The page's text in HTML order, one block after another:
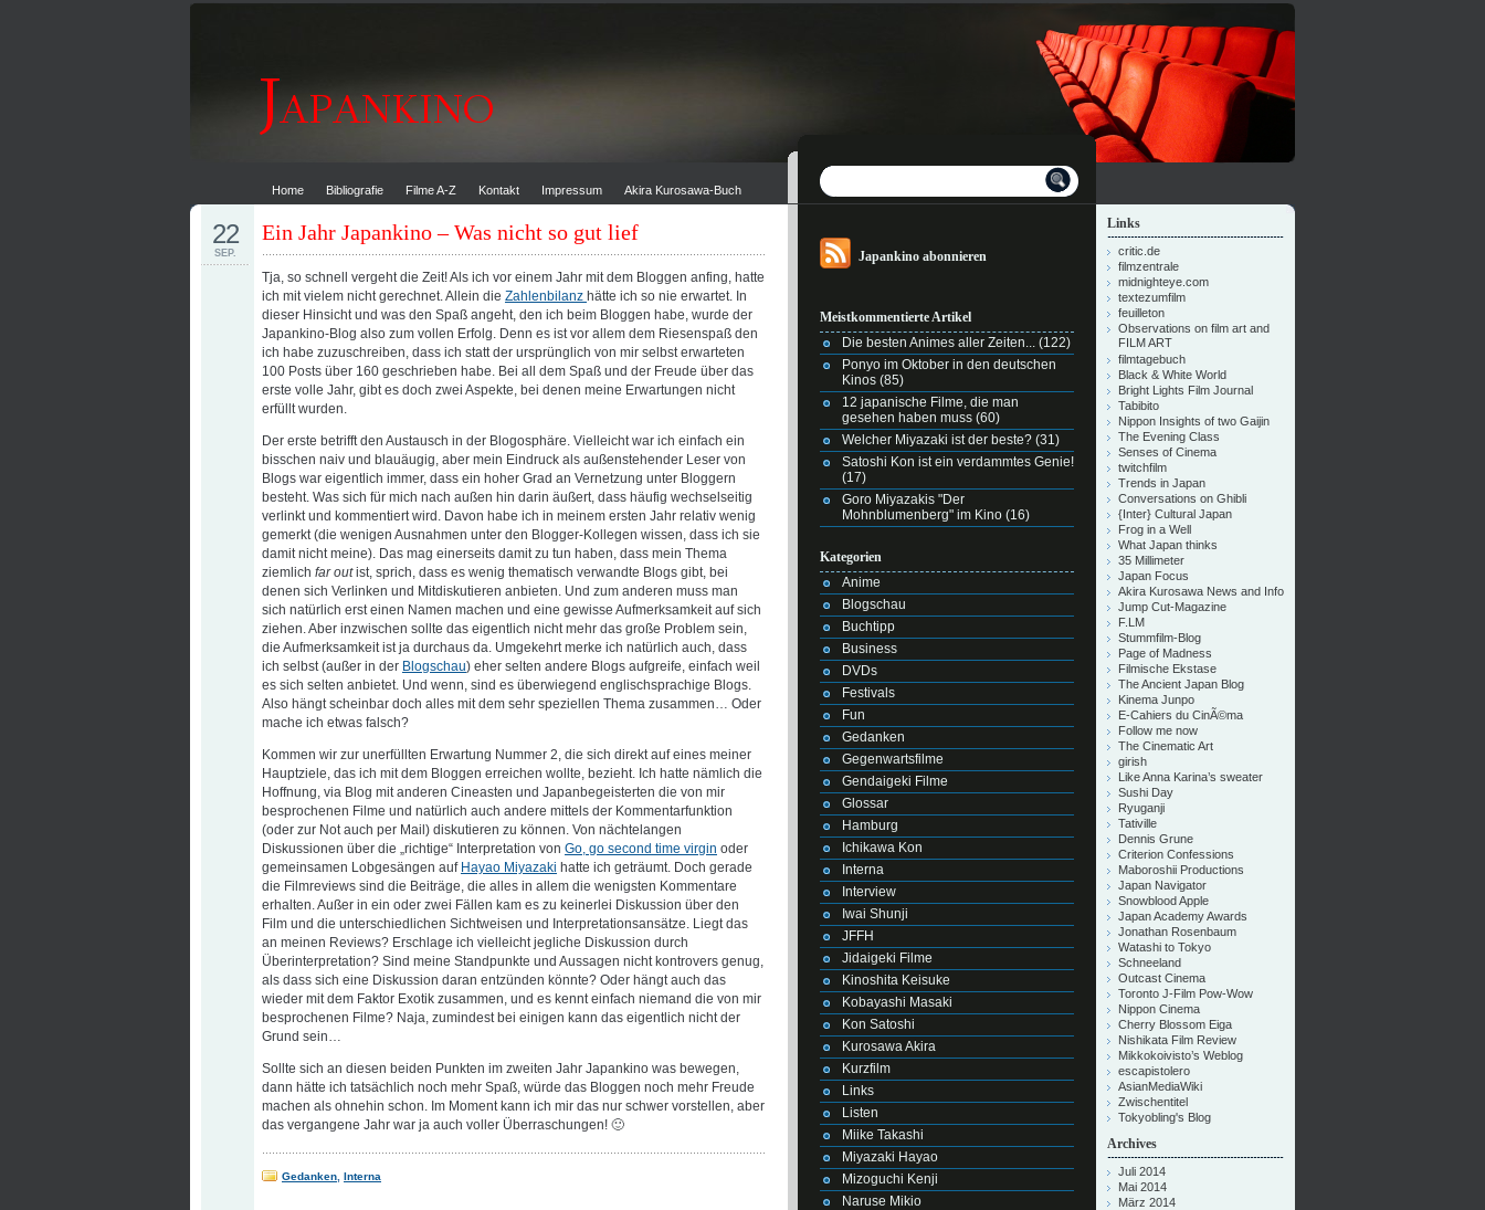
Home Bibliografie Filme A-Z Kontakt Impressum Akira Kurosawa-Buch
Ein Jahr Japankino – Was nicht so gut lief
22
SEP.
Tja, so schnell vergeht die Zeit! Als ich vor einem Jahr mit dem Bloggen anfing, hatte
ich mit vielem nicht gerechnet. Allein die Zahlenbilanz hätte ich so nie erwartet. In
dieser Hinsicht und was den Spaß angeht, den ich beim Bloggen habe, wurde der
Japankino-Blog also zum vollen Erfolg. Denn es ist vor allem dem Riesenspaß den
ich habe zuzuschreiben, dass ich statt der ursprünglich von mir selbst erwarteten
100 Posts über 160 geschrieben habe. Bei all dem Spaß und der Freude über das
erste volle Jahr, gibt es doch zwei Aspekte, bei denen meine Erwartungen nicht
erfüllt wurden.
Der erste betrifft den Austausch in der Blogosphäre. Vielleicht war ich einfach ein
bisschen naiv und blauäugig, aber mein Eindruck als außenstehender Leser von
Blogs war eigentlich immer, dass ein hoher Grad an Vernetzung unter Bloggern
besteht. Was sich für mich nach außen hin darin äußert, dass häufig wechselseitig
verlinkt und kommentiert wird. Davon habe ich in meinem ersten Jahr relativ wenig
gemerkt (die wenigen Ausnahmen unter den Blogger-Kollegen wissen, dass ich sie
damit nicht meine). Das mag einerseits damit zu tun haben, dass mein Thema
ziemlich far outist, sprich, dass es wenig thematisch verwandte Blogs gibt, bei
denen sich Verlinken und Mitdiskutieren anbieten. Und zum anderen muss man
sich natürlich erst einen Namen machen und eine gewisse Aufmerksamkeit auf sich
ziehen. Aber inzwischen sollte das eigentlich nicht mehr das große Problem sein,
die Aufmerksamkeit ist ja durchaus da. Umgekehrt merke ich natürlich auch, dass
ich selbst (außer in der Blogschau) eher selten andere Blogs aufgreife, einfach weil
es sich selten anbietet. Und wenn, sind es überwiegend englischsprachige Blogs.
Also hängt scheinbar doch alles mit dem sehr speziellen Thema zusammen… Oder
mache ich etwas falsch?
Kommen wir zur unerfüllten Erwartung Nummer 2, die sich direkt auf eines meiner
Hauptziele, das ich mit dem Bloggen erreichen wollte, bezieht. Ich hatte nämlich die
Hoffnung, via Blog mit anderen Cineasten und Japanbegeisterten die von mir
besprochenen Filme und natürlich auch andere mittels der Kommentarfunktion
(oder zur Not auch per Mail) diskutieren zu können. Von nächtelangen
Diskussionen über die „richtige“ Interpretation von Go, go second time virgin oder
gemeinsamen Lobgesängen auf Hayao Miyazaki hatte ich geträumt. Doch gerade
die Filmreviews sind die Beiträge, die alles in allem die wenigsten Kommentare
erhalten. Außer in ein oder zwei Fällen kam es zu keinerlei Diskussion über den
Film und die unterschiedlichen Sichtweisen und Interpretationsansätze. Liegt das
an meinen Reviews? Erschlage ich vielleicht jegliche Diskussion durch
Überinterpretation? Sind meine Standpunkte und Aussagen nicht kontrovers genug,
als dass sich eine Diskussion daran entzünden könnte? Oder hängt auch das
wieder mit dem Faktor Exotik zusammen, und es kennt einfach niemand die von mir
besprochenen Filme? Naja, zumindest bei einigen kann das eigentlich nicht der
Grund sein…
Sollte sich an diesen beiden Punkten im zweiten Jahr Japankino was bewegen,
dann hätte ich tatsächlich noch mehr Spaß, würde das Bloggen noch mehr Freude
machen als ohnehin schon. Im Moment kann ich mir das nur schwer vorstellen, aber
das vergangene Jahr war ja auch voller Überraschungen! 🙂
Gedanken Interna
Japankino abonnieren
Meistkommentierte Artikel
Die besten Animes aller Zeiten... (122)
Ponyo im Oktober in den deutschen
Kinos (85)
12 japanische Filme, die man
gesehen haben muss (60)
Welcher Miyazaki ist der beste? (31)
Satoshi Kon ist ein verdammtes Genie!
(17)
Goro Miyazakis "Der
Mohnblumenberg" im Kino (16)
Kategorien
Anime
Blogschau
Buchtipp
Business
DVDs
Festivals
Fun
Gedanken
Gegenwartsfilme
Gendaigeki Filme
Glossar
Hamburg
Ichikawa Kon
Interna
Interview
Iwai Shunji
JFFH
Jidaigeki Filme
Kinoshita Keisuke
Kobayashi Masaki
Kon Satoshi
Kurosawa Akira
Kurzfilm
Links
Listen
Miike Takashi
Miyazaki Hayao
Mizoguchi Kenji
Naruse Mikio
Links
critic.de
filmzentrale
midnighteye.com
textezumfilm
feuilleton
Observations on film art and
FILM ART
filmtagebuch
Black & White World
Bright Lights Film Journal
Tabibito
Nippon Insights of two Gaijin
The Evening Class
Senses of Cinema
twitchfilm
Trends in Japan
Conversations on Ghibli
{Inter} Cultural Japan
Frog in a Well
What Japan thinks
35 Millimeter
Japan Focus
Akira Kurosawa News and Info
Jump Cut-Magazine
F.LM
Stummfilm-Blog
Page of Madness
Filmische Ekstase
The Ancient Japan Blog
Kinema Junpo
E-Cahiers du CinÃ©ma
Follow me now
The Cinematic Art
girish
Like Anna Karina’s sweater
Sushi Day
Ryuganji
Tativille
Dennis Grune
Criterion Confessions
Maboroshii Productions
Japan Navigator
Snowblood Apple
Japan Academy Awards
Jonathan Rosenbaum
Watashi to Tokyo
Schneeland
Outcast Cinema
Toronto J-Film Pow-Wow
Nippon Cinema
Cherry Blossom Eiga
Nishikata Film Review
Mikkokoivisto’s Weblog
escapistolero
AsianMediaWiki
Zwischentitel
Tokyobling's Blog
Archives
Juli 2014
Mai 2014
März 2014